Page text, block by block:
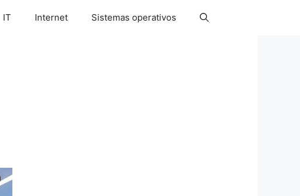
IT Internet Sistemas operativos